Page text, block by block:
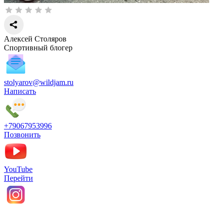
Алексей Столяров
Спортивный блогер
stolyarov@wildjam.ru
Написать
+79067953996
Позвонить
YouTube
Перейти